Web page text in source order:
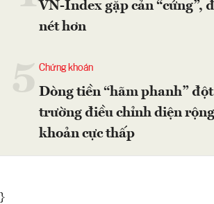
VN-Index gặp cản “cứng”,
nét hơn
Chứng khoán
Dòng tiền “hãm phanh”
trường điều chỉnh diện
khoản cực thấp
}